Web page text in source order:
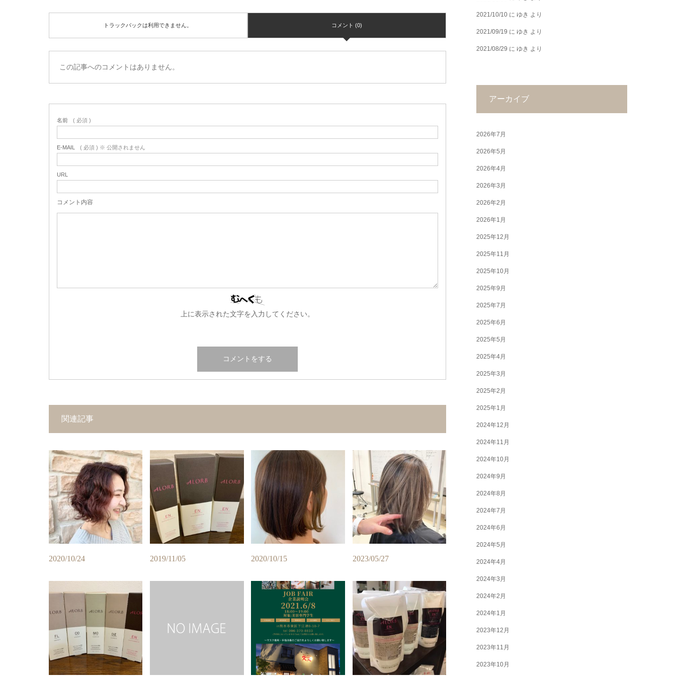
トラックバックは利用できません。 コメント (0)
この記事へのコメントはありません。
名前 ( 必須 )
E-MAIL ( 必須 ) ※ 公開されません
URL
コメント内容
上に表示された文字を入力してください。
関連記事
2020/10/24 2019/11/05 2020/10/15 2023/05/27
2021/10/10 に ゆき より
2021/09/19 に ゆき より
2021/08/29 に ゆき より
アーカイブ
2026年7月
2026年5月
2026年4月
2026年3月
2026年2月
2026年1月
2025年12月
2025年11月
2025年10月
2025年9月
2025年7月
2025年6月
2025年5月
2025年4月
2025年3月
2025年2月
2025年1月
2024年12月
2024年11月
2024年10月
2024年9月
2024年8月
2024年7月
2024年6月
2024年5月
2024年4月
2024年3月
2024年2月
2024年1月
2023年12月
2023年11月
2023年10月